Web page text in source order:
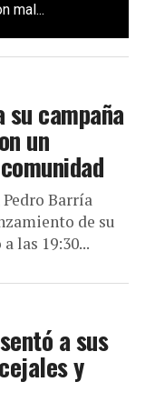
mal...
su campaña
un
Barría
de su
las 19:30...
a sus
y